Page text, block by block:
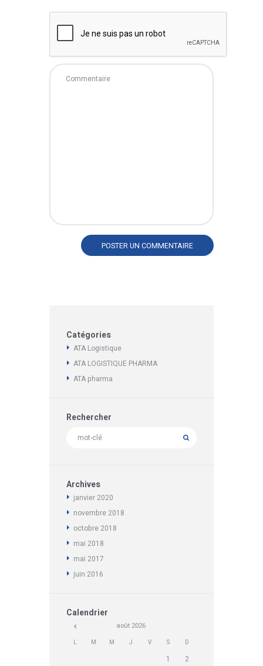
Catégories
ATA Logistique
ATA LOGISTIQUE PHARMA
ATA pharma
Rechercher
Archives
janvier 2020
novembre 2018
octobre 2018
mai 2018
mai 2017
juin 2016
Calendrier
août 2026
L M M J V S D
1
2